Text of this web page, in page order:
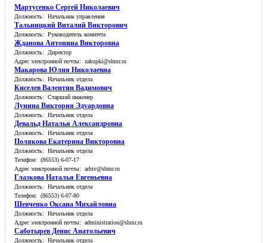
Мартусенко Сергей Николаевич
Должность: Начальник управления
Тальницкий Виталий Викторович
Должность: Руководитель комитета
Жданова Антонина Викторовна
Должность: Директор
Адрес электронной почты: zakupki@shmr.ru
Макарова Юлия Николаевна
Должность: Начальник отдела
Киселев Валентин Вадимович
Должность: Старший инженер
Лунина Виктория Эдуардовна
Должность: Начальник отдела
Девальд Наталья Александровна
Должность: Начальник отдела
Полякова Екатерина Викторовна
Должность: Начальник отдела
Телефон: (86553) 6-07-17
Адрес электронной почты: arhiv@shmr.ru
Глазкова Наталья Евгеньевна
Должность: Начальник отдела
Телефон: (86553) 6-07-80
Шевченко Оксана Михайловна
Должность: Начальник отдела
Адрес электронной почты: administration@shmr.ru
Саботырев Денис Анатольевич
Должность: Начальник отдела